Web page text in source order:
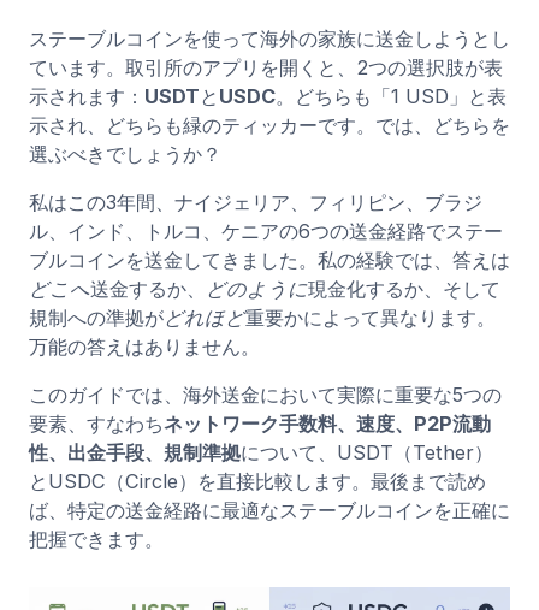
ステーブルコインを使って海外の家族に送金しようとし
ています。取引所のアプリを開くと、2つの選択肢が表
示されます： USDTと USDC。どちらも「1 USD」と表
示され、どちらも緑のティッカーです。では、どちらを
選ぶべきでしょうか？
私はこの3年間、ナイジェリア、フィリピン、ブラジ
ル、インド、トルコ、ケニアの6つの送金経路でステー
ブルコインを送金してきました。私の経験では、答えは
どこへ送金するか、 どのように現金化するか、そして
規制への準拠がどれほど重要かによって異なります。
万能の答えはありません。
このガイドでは、海外送金において実際に重要な5つの
要素、すなわちネットワーク手数料、速度、P2P流動
性、出金手段、規制準拠について、USDT（Tether）
とUSDC（Circle）を直接比較します。最後まで読め
ば、特定の送金経路に最適なステーブルコインを正確に
把握できます。